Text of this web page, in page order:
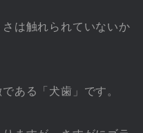
は触れられていないか
ある「犬歯」です。